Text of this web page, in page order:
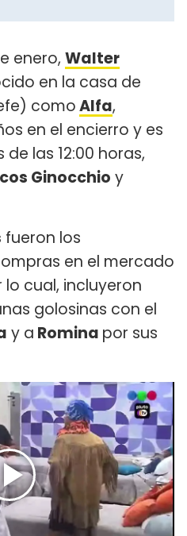
enero, Walter
en la casa de
comoAlfa,
en el encierro y es
las 12:00 horas,
Ginocchio y
fueron los
en el mercado
cual, incluyeron
golosinas con el
y a Romina por sus